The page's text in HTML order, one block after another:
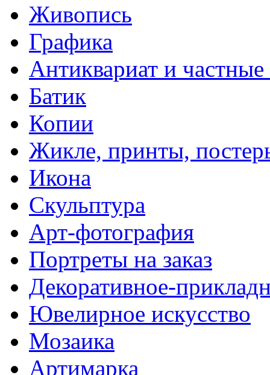
Живопись
Графика
Антиквариат и
Батик
Копии
Жикле, принты,
Икона
Скульптура
Арт-фотография
Портреты на заказ
Декоративное-
Ювелирное искусство
Мозаика
Артимарка